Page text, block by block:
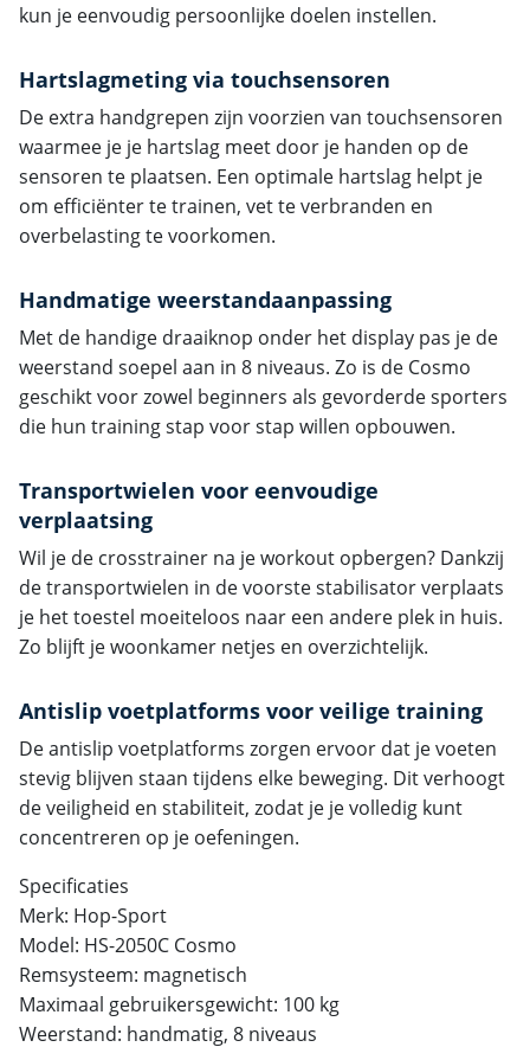
kun je eenvoudig persoonlijke doelen instellen.
Hartslagmeting via touchsensoren
De extra handgrepen zijn voorzien van touchsensoren
waarmee je je hartslag meet door je handen op de
sensoren te plaatsen. Een optimale hartslag helpt je
om efficiënter te trainen, vet te verbranden en
overbelasting te voorkomen.
Handmatige weerstandaanpassing
Met de handige draaiknop onder het display pas je de
weerstand soepel aan in 8 niveaus. Zo is de Cosmo
geschikt voor zowel beginners als gevorderde sporters
die hun training stap voor stap willen opbouwen.
Transportwielen voor eenvoudige
verplaatsing
Wil je de crosstrainer na je workout opbergen? Dankzij
de transportwielen in de voorste stabilisator verplaats
je het toestel moeiteloos naar een andere plek in huis.
Zo blijft je woonkamer netjes en overzichtelijk.
Antislip voetplatforms voor veilige training
De antislip voetplatforms zorgen ervoor dat je voeten
stevig blijven staan tijdens elke beweging. Dit verhoogt
de veiligheid en stabiliteit, zodat je je volledig kunt
concentreren op je oefeningen.
Specificaties
Merk: Hop-Sport
Model: HS-2050C Cosmo
Remsysteem: magnetisch
Maximaal gebruikersgewicht: 100 kg
Weerstand: handmatig, 8 niveaus